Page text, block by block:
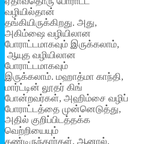
வழியில்தான்
தங்கியிருக்கிறது. அது,
அகிம்ஷை வழியிலான
போராட்டமாகவும் இருக்கலாம்,
ஆயுத வழியிலான
போராட்டமாகவும்
இருக்கலாம். மஹாத்மா காந்தி,
மார்ட்டின் லூதர் கிங்
போன்றவர்கள், அஹிம்சை வழிப்
போராட்டத்தை முன்னெடுத்து,
அதில் குறிப்பிடத்தக்க
வெற்றியையும்
கண்டிருந்தார்கள். ஆனால்,